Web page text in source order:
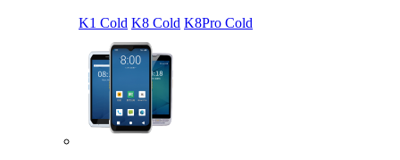
K1 Cold K8 Cold K8Pro Cold